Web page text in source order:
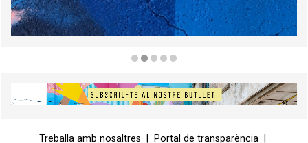
Treballa amb nosaltres
Portal de transparència